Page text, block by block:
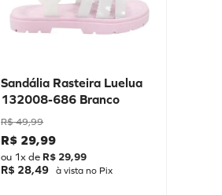
Sandália Rasteira Luelua
132008-686 Branco
R$ 49,99
R$ 29,99
ou 1x de R$ 29,99
R$ 28,49 à vista no Pix